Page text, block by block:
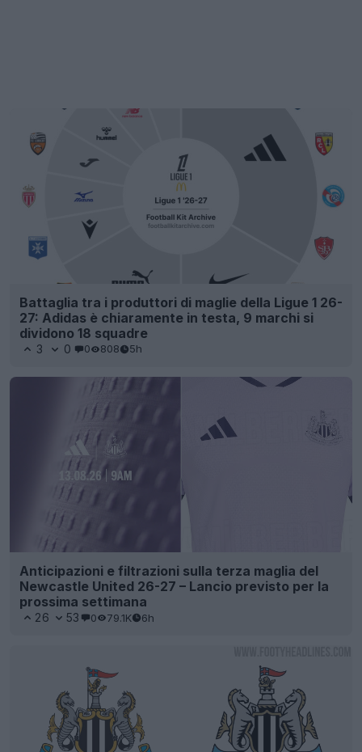
Battaglia tra i produttori di maglie della Ligue 1 26-
27: Adidas è chiaramente in testa, 9 marchi si
dividono 18 squadre
3 0 0 808 5h
Anticipazioni e filtrazioni sulla terza maglia del
Newcastle United 26-27 – Lancio previsto per la
prossima settimana
26 53 0 79.1K 6h